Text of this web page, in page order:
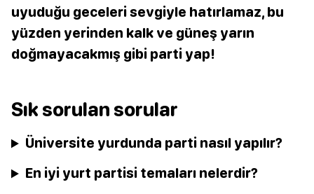
uyuduğu geceleri sevgiyle hatırlamaz, bu
yüzden yerinden kalk ve güneş yarın
doğmayacakmış gibi parti yap!
Sık sorulan sorular
Üniversite yurdunda parti nasıl yapılır?
En iyi yurt partisi temaları nelerdir?